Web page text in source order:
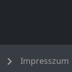
Impresszum